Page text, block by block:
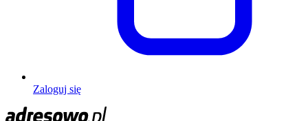
Zaloguj się